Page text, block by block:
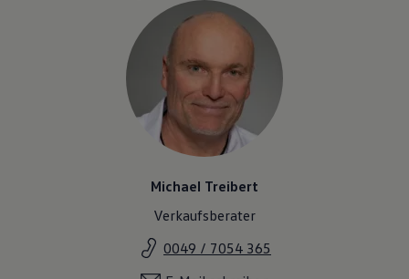
Michael Treibert
Verkaufsberater
0049 / 7054 365